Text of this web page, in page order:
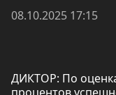
08.10.2025 17:15
ДИКТОР: По